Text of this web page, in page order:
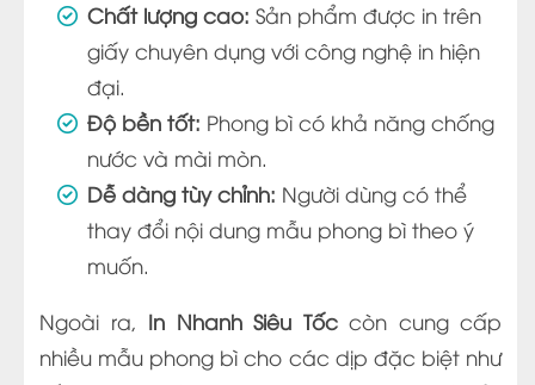
Chất lượng cao: Sản phẩm được in trên
giấy chuyên dụng với công nghệ in hiện
đại.
Độ bền tốt: Phong bì có khả năng chống
nước và mài mòn.
Dễ dàng tùy chỉnh: Người dùng có thể
thay đổi nội dung mẫu phong bì theo ý
muốn.
Ngoài ra, In Nhanh Siêu Tốccòn cung cấp
nhiều mẫu phong bì cho các dịp đặc biệt như